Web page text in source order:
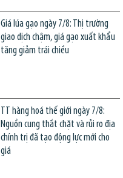
Giá lúa gạo ngày 7/8: Thị trường
giao dịch chậm, giá gạo xuất khẩu
tăng giảm trái chiều
TT hàng hoá thế giới ngày 7/8:
Nguồn cung thắt chặt và rủi ro địa
chính trị đã tạo động lực mới cho
giá